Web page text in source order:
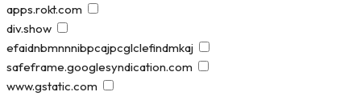
apps.rokt.com
div.show
efaidnbmnnnibpcajpcglclefindmkaj
safeframe.googlesyndication.com
www.gstatic.com